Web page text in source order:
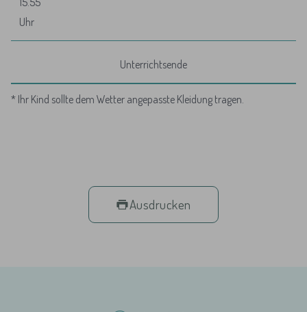
Uhr
Unterrichtsende
* Ihr Kind sollte dem Wetter angepasste Kleidung tragen.
Ausdrucken